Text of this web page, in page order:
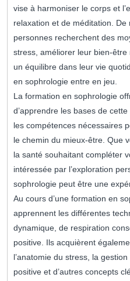
vise à harmoniser le corps et
relaxation et de méditation.
personnes recherchent des
stress, améliorer leur bien-
un équilibre dans leur vie
en sophrologie entre en jeu.
La formation en sophrologie
d’apprendre les bases de
les compétences nécessaires
le chemin du mieux-être. Que
la santé souhaitant compléter
intéressée par l’exploration
sophrologie peut être une
Au cours d’une formation en
apprennent les différentes
dynamique, de respiration
positive. Ils acquièrent
l’anatomie du stress, la
positive et d’autres concepts